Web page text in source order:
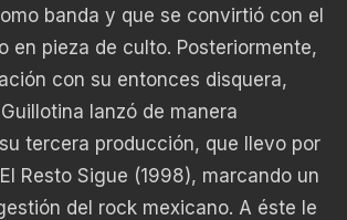
banda y que se convirtió con el
en pieza de culto. Posteriormente,
con su entonces disquera,
lanzó de manera
tercera producción, que llevo por
Resto Sigue (1998), marcando un
del rock mexicano. A éste le